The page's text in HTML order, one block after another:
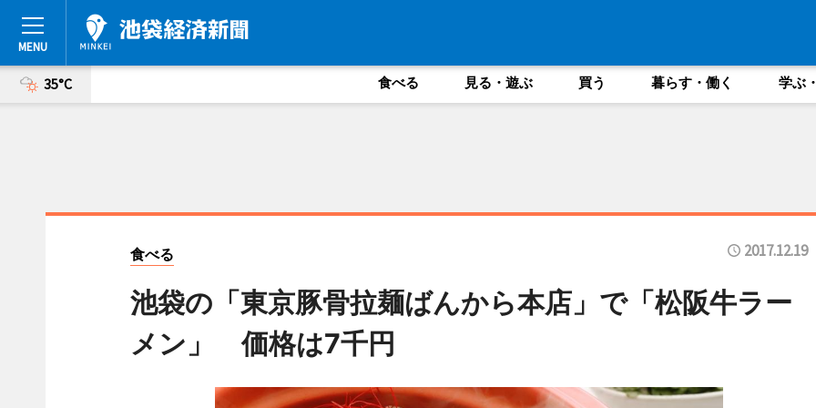
35°C 食べる 見る・遊ぶ 買う 暮らす・働く 学ぶ
食べる 2017.12.19
池袋の「東京豚骨拉麺ばんから本店」で「松阪牛ラー
メン」 価格は7千円